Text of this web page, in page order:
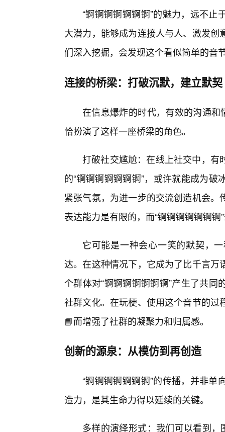
“锕锕锕锕锕锕锕”的魅力，远不
大潜力，能够成为连接人与人、激发
们深入挖掘，会发现这个看似简单的音
连接的桥梁：打破沉默，建立默契
在信息爆炸的时代，有效的沟通和
恰扮演了这样一座桥梁的角色。
打破社交尴尬：在线上社交中，有
的“锕锕锕锕锕锕锕”，或许就能成为
紧张气氛，为进一步的交流创造机会
表达能力是有限的，而“锕锕锕锕锕锕
它可能是一种会心一笑的默契，
达。在这种情况下，它成为了比千言
个群体对“锕锕锕锕锕锕锕”产生了共
社群文化。在玩梗、使用这个音节的
📘而增强了社群的凝聚力和归属感。
创新的源泉：从模仿到再创造
“锕锕锕锕锕锕锕”的传播，并非
造力，是其生命力得以延续的关键。
多样的演绎形式：我们可以看到，